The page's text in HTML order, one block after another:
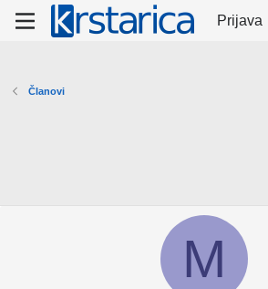
Prijava
Članovi
M